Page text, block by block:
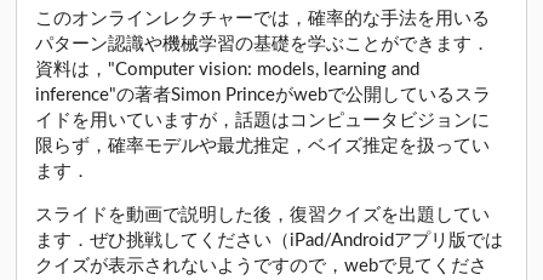
このオンラインレクチャーでは，確率的な手法を用いる
パターン認識や機械学習の基礎を学ぶことができます．
資料は，"Computer vision: models, learning and
inference"の著者Simon Princeがwebで公開しているスラ
イドを用いていますが，話題はコンピュータビジョンに
限らず，確率モデルや最尤推定，ベイズ推定を扱ってい
ます．
スライドを動画で説明した後，復習クイズを出題してい
ます．ぜひ挑戦してください（iPad/Androidアプリ版では
クイズが表示されないようですので，webで見てくださ